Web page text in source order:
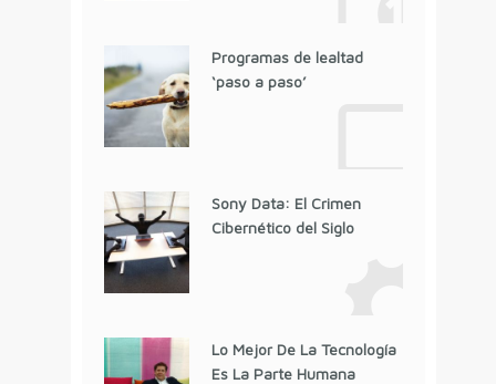
Programas de lealtad
‘paso a paso’
Sony Data: El Crimen
Cibernético del Siglo
Lo Mejor De La Tecnología
Es La Parte Humana